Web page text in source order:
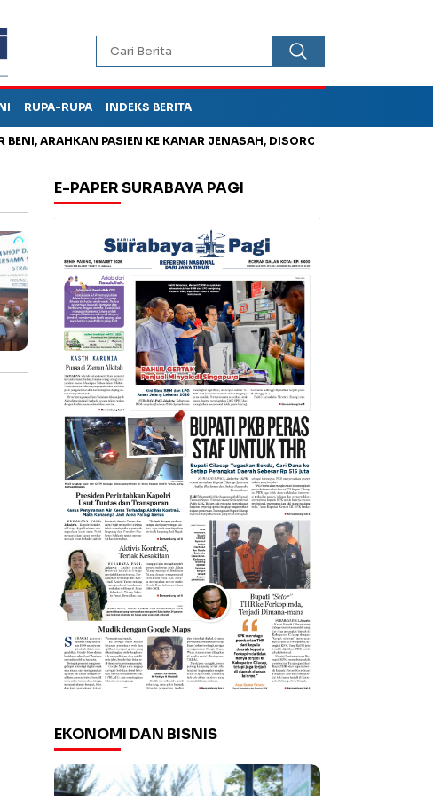
RUPA-RUPA INDEKS BERITA
ARAHKAN PASIEN KE KAMAR JENASAH, DISOROT
E-PAPER SURABAYA PAGI
EKONOMI DAN BISNIS